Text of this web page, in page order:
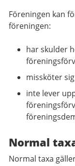
Föreningen kan
föreningen:
har skulder
missköter sig
inte lever
Normal
Normal taxa